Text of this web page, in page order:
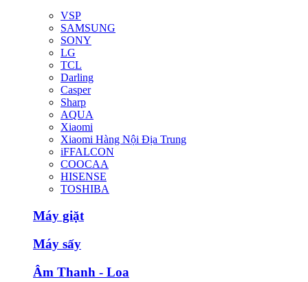
VSP
SAMSUNG
SONY
LG
TCL
Darling
Casper
Sharp
AQUA
Xiaomi
Xiaomi Hàng Nội Địa Trung
iFFALCON
COOCAA
HISENSE
TOSHIBA
Máy giặt
Máy sấy
Âm Thanh - Loa